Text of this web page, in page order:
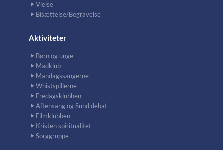
Vielse
Bisættelse/Begravelse
Aktiviteter
Børn og unge
Madklub
Mandagssangerne
Whistspillerne
Fredagsklubben
Aftensang og Sund debat
Filmklubben
Kristen spiritualitet
Sorggruppe